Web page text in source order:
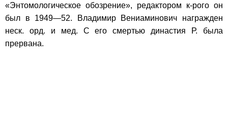
«Энтомологическое обозрение», редактором к-рого он
был в 1949—52. Владимир Вениаминович награжден
неск. орд. и мед. С его смертью династия Р. была
прервана.